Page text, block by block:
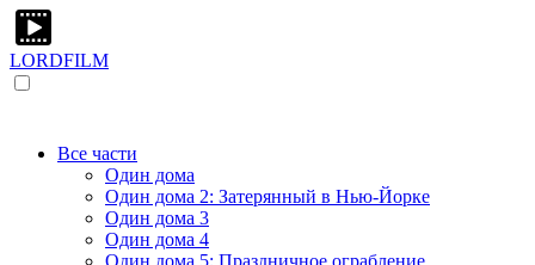
LORDFILM
Все части
Один дома
Один дома 2: Затерянный в Нью-Йорке
Один дома 3
Один дома 4
Один дома 5: Праздничное ограбление